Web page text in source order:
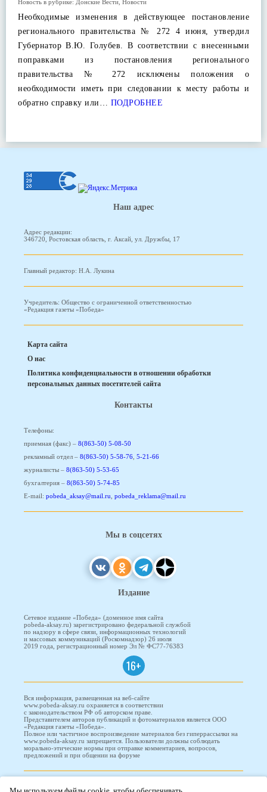
Новость в рубрике: Донские Вести Новости
Необходимые изменения в действующее постановление
регионального правительства № 272 4 июня, утвердил
Губернатор В.Ю. Голубев. В соответствии с внесенными
поправками из постановления регионального
правительства № 272 исключены положения о
необходимости иметь при следовании к месту работы и
обратно справку или… ПОДРОБНЕЕ
Наш адрес
Адрес редакции:
346720, Ростовская область, г. Аксай, ул. Дружбы, 17
Главный редактор: Н.А. Лукина
Учредитель: Общество с ограниченной ответственностью
«Редакция газеты «Победа»
Карта сайта
О нас
Политика конфиденциальности в отношении обработки
персональных данных посетителей сайта
Контакты
Телефоны:
приемная (факс) – 8(863-50) 5-08-50
рекламный отдел – 8(863-50) 5-58-76 5-21-66
журналисты – 8(863-50) 5-53-65
бухгалтерия – 8(863-50) 5-74-85
E-mail: pobeda_aksay@mail.ru pobeda_reklama@mail.ru
Мы в соцсетях
Издание
Сетевое издание «Победа» (доменное имя сайта
pobeda-aksay.ru) зарегистрировано федеральной службой
по надзору в сфере связи, информационных технологий
и массовых коммуникаций (Роскомнадзор) 26 июля
2019 года, регистрационный номер Эл № ФС77-76383
16+
Вся информация, размещенная на веб-сайте
www.pobeda-aksay.ru охраняется в соответствии
с законодательством РФ об авторском праве.
Представителем авторов публикаций и фотоматериалов является ООО
«Редакция газеты «Победа».
Полное или частичное воспроизведение материалов без гиперрассылки на
www.pobeda-aksay.ru запрещается. Пользователи должны соблюдать
морально-этические нормы при отправке комментариев, вопросов,
предложений и при общении на форуме